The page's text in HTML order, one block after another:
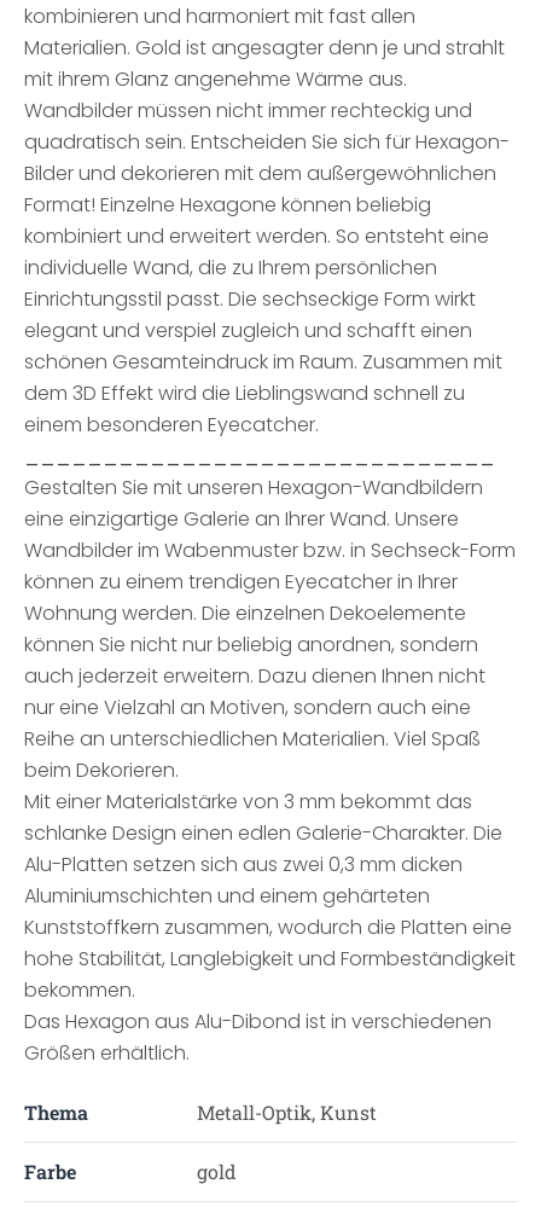
kombinieren und harmoniert mit fast allen
Materialien. Gold ist angesagter denn je und strahlt
mit ihrem Glanz angenehme Wärme aus.
Wandbilder müssen nicht immer rechteckig und
quadratisch sein. Entscheiden Sie sich für Hexagon-
Bilder und dekorieren mit dem außergewöhnlichen
Format! Einzelne Hexagone können beliebig
kombiniert und erweitert werden. So entsteht eine
individuelle Wand, die zu Ihrem persönlichen
Einrichtungsstil passt. Die sechseckige Form wirkt
elegant und verspiel zugleich und schafft einen
schönen Gesamteindruck im Raum. Zusammen mit
dem 3D Effekt wird die Lieblingswand schnell zu
einem besonderen Eyecatcher.
Gestalten Sie mit unseren Hexagon-Wandbildern
eine einzigartige Galerie an Ihrer Wand. Unsere
Wandbilder im Wabenmuster bzw. in Sechseck-Form
können zu einem trendigen Eyecatcher in Ihrer
Wohnung werden. Die einzelnen Dekoelemente
können Sie nicht nur beliebig anordnen, sondern
auch jederzeit erweitern. Dazu dienen Ihnen nicht
nur eine Vielzahl an Motiven, sondern auch eine
Reihe an unterschiedlichen Materialien. Viel Spaß
beim Dekorieren.
Mit einer Materialstärke von 3 mm bekommt das
schlanke Design einen edlen Galerie-Charakter. Die
Alu-Platten setzen sich aus zwei 0,3 mm dicken
Aluminiumschichten und einem gehärteten
Kunststoffkern zusammen, wodurch die Platten eine
hohe Stabilität, Langlebigkeit und Formbeständigkeit
bekommen.
Das Hexagon aus Alu-Dibond ist in verschiedenen
Größen erhältlich.
Thema Metall-Optik, Kunst
Farbe gold